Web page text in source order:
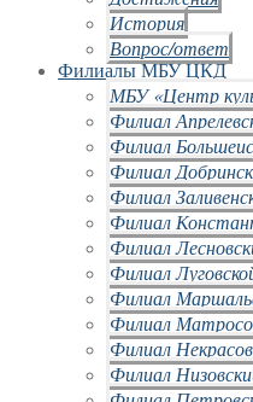
История
Вопрос/ответ
Филиалы МБУ ЦКД
МБУ «Центр
Филиал
Филиал
Филиал
Филиал
Филиал
Филиал
Филиал
Филиал
Филиал
Филиал
Филиал